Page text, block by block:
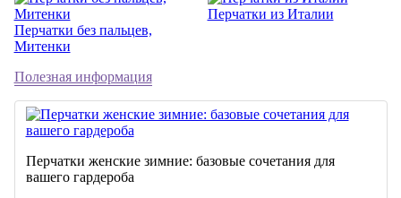
Перчатки без пальцев,
Митенки
Перчатки из Италии
Полезная информация
Перчатки женские зимние: базовые сочетания для
вашего гардероба